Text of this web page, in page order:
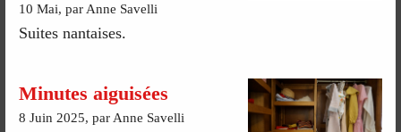
10 Mai, par Anne Savelli
Suites nantaises.
Minutes aiguisées
8 Juin 2025, par Anne Savelli